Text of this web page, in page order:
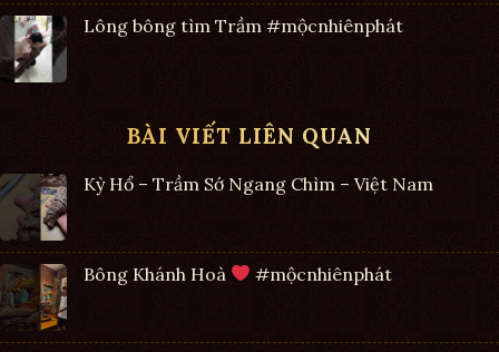
Lông bông tìm Trầm #mộcnhiênphát
BÀI VIẾT LIÊN QUAN
Kỳ Hổ – Trầm Sớ Ngang Chìm – Việt Nam
Bông Khánh Hoà #mộcnhiênphát